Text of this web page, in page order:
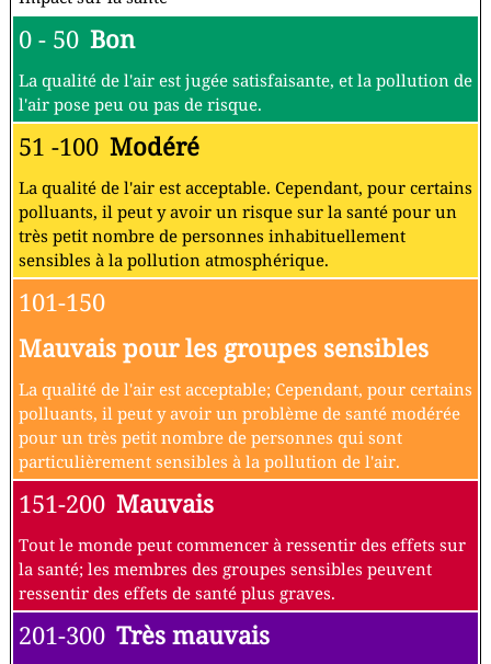
0 - 50 Bon
La qualité de l'air est jugée satisfaisante, et la pollution de
l'air pose peu ou pas de risque.
51 -100 Modéré
La qualité de l'air est acceptable. Cependant, pour certains
polluants, il peut y avoir un risque sur la santé pour un
très petit nombre de personnes inhabituellement
sensibles à la pollution atmosphérique.
101-150
Mauvais pour les groupes sensibles
La qualité de l'air est acceptable; Cependant, pour certains
polluants, il peut y avoir un problème de santé modérée
pour un très petit nombre de personnes qui sont
particulièrement sensibles à la pollution de l'air.
151-200 Mauvais
Tout le monde peut commencer à ressentir des effets sur
la santé; les membres des groupes sensibles peuvent
ressentir des effets de santé plus graves.
201-300 Très mauvais